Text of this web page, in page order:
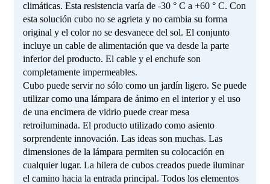
climáticas. Esta resistencia varía de -30 ° C a +60 ° C. Con
esta solución cubo no se agrieta y no cambia su forma
original y el color no se desvanece del sol. El conjunto
incluye un cable de alimentación que va desde la parte
inferior del producto. El cable y el enchufe son
completamente impermeables.
Cubo puede servir no sólo como un jardín ligero. Se puede
utilizar como una lámpara de ánimo en el interior y el uso
de una encimera de vidrio puede crear mesa
retroiluminada. El producto utilizado como asiento
sorprendente innovación. Las ideas son muchas. Las
dimensiones de la lámpara permiten su colocación en
cualquier lugar. La hilera de cubos creados puede iluminar
el camino hacia la entrada principal. Todos los elementos